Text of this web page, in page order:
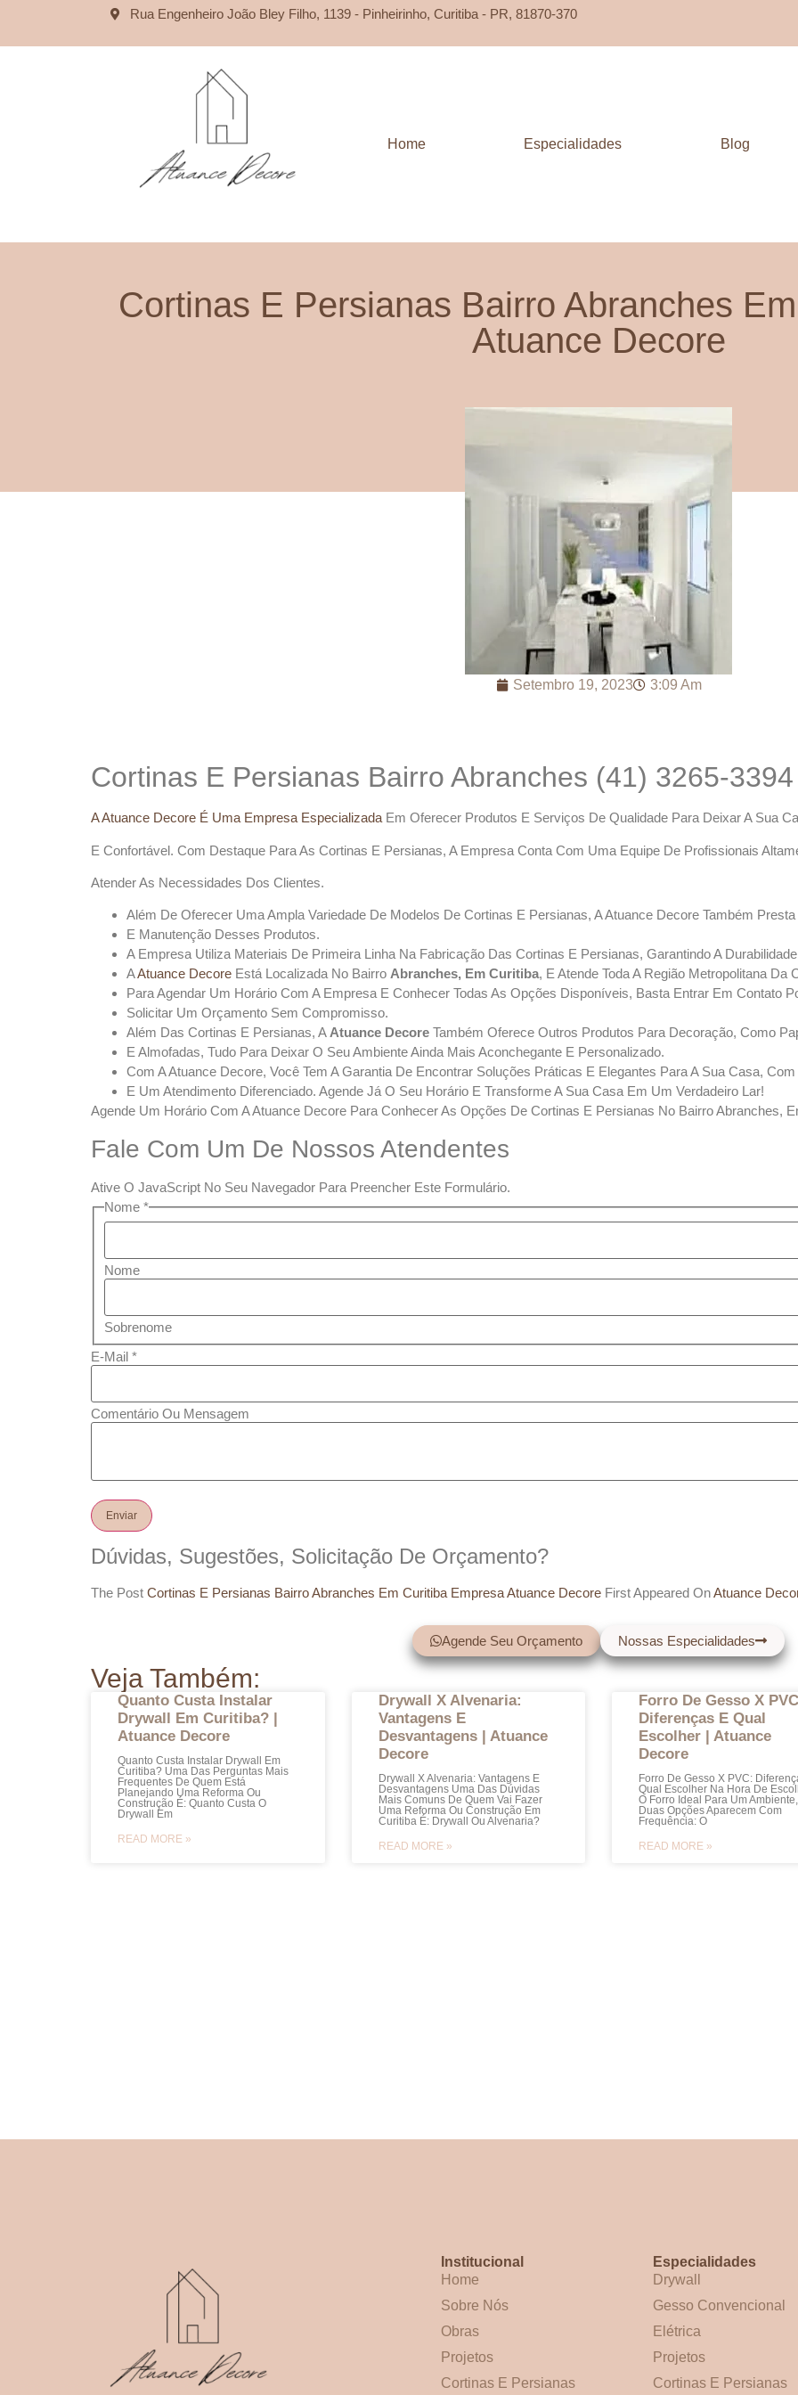
Rua Engenheiro João Bley Filho, 1139 - Pinheirinho, Curitiba - PR, 81870-370
Home Especialidades Blog
Cortinas E Persianas Bairro Abranches
Atuance Decore
Setembro 19, 2023 3:09 Am
Cortinas E Persianas Bairro Abranches (41) 3265-3394
A Atuance Decore É Uma Empresa Especializada Em Oferecer Produtos E Serviços De Qualidade Para Deixar A Sua
E Confortável. Com Destaque Para As Cortinas E Persianas, A Empresa Conta Com Uma Equipe De Profissionais
Atender As Necessidades Dos Clientes.
Além De Oferecer Uma Ampla Variedade De Modelos De Cortinas E Persianas, A Atuance Decore Também
E Manutenção Desses Produtos.
A Empresa Utiliza Materiais De Primeira Linha Na Fabricação Das Cortinas E Persianas, Garantindo A
AAtuance Decore Está Localizada No Bairro Abranches, Em Curitiba, E Atende Toda A Região Metropolitana Da
Para Agendar Um Horário Com A Empresa E Conhecer Todas As Opções Disponíveis, Basta Entrar Em Contato
Solicitar Um Orçamento Sem Compromisso.
Além Das Cortinas E Persianas, AAtuance Decore Também Oferece Outros Produtos Para Decoração, Como
E Almofadas, Tudo Para Deixar O Seu Ambiente Ainda Mais Aconchegante E Personalizado.
Com A Atuance Decore, Você Tem A Garantia De Encontrar Soluções Práticas E Elegantes Para A Sua Casa,
E Um Atendimento Diferenciado. Agende Já O Seu Horário E Transforme A Sua Casa Em Um Verdadeiro Lar!
Agende Um Horário Com A Atuance Decore Para Conhecer As Opções De Cortinas E Persianas No Bairro Abranches,
Fale Com Um De Nossos Atendentes
Ative O JavaScript No Seu Navegador Para Preencher Este Formulário.
Nome*
Nome
Sobrenome
E-Mail *
Comentário Ou Mensagem
Enviar
Dúvidas, Sugestões, Solicitação De Orçamento?
The Post Cortinas E Persianas Bairro Abranches Em Curitiba Empresa Atuance Decore First Appeared OnAtuance
Agende Seu Orçamento Nossas Especialidades
Veja Também:
Quanto Custa Instalar
Drywall Em Curitiba? |
Atuance Decore
Quanto Custa Instalar Drywall Em
Curitiba? Uma Das Perguntas Mais
Frequentes De Quem Está
Planejando Uma Reforma Ou
Construção É: Quanto Custa O
Drywall Em
READ MORE »
Drywall X Alvenaria:
Vantagens E
Desvantagens | Atuance
Decore
Drywall X Alvenaria: Vantagens E
Desvantagens Uma Das Dúvidas
Mais Comuns De Quem Vai Fazer
Uma Reforma Ou Construção Em
Curitiba É: Drywall Ou Alvenaria?
READ MORE »
Forro De Gesso X
Diferenças E Qual
Escolher | Atuance
Decore
Forro De Gesso X PVC:
Qual Escolher Na Hora De
O Forro Ideal Para Um Ambiente,
Duas Opções Aparecem Com
Frequência: O
READ MORE »
Institucional
Home
Sobre Nós
Obras
Projetos
Cortinas E Persianas
Especialidades
Drywall
Gesso Convencional
Elétrica
Projetos
Cortinas E Persianas